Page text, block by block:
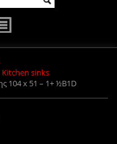
Kitchen sinks
104 x 51 – 1+ ½B1D